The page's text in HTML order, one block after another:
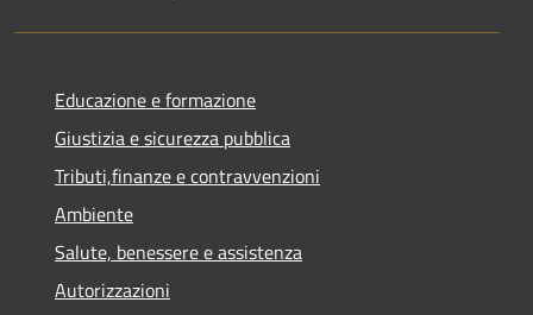
Educazione e formazione
Giustizia e sicurezza pubblica
Tributi,finanze e contravvenzioni
Ambiente
Salute, benessere e assistenza
Autorizzazioni